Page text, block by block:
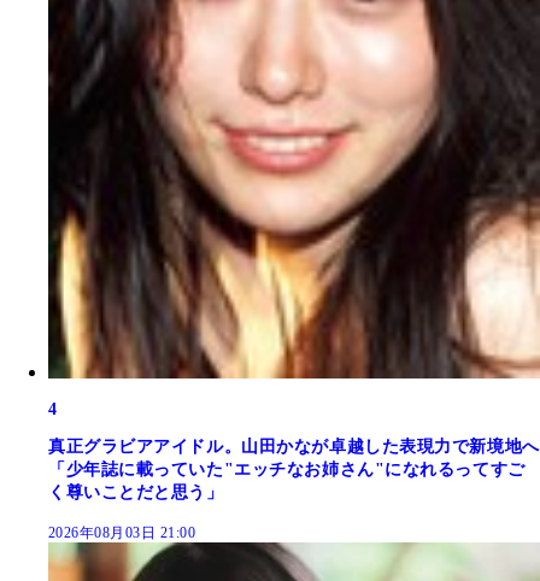
4
真正グラビアアイドル。山田かなが卓越した表現力で新境地へ
「少年誌に載っていた"エッチなお姉さん"になれるってすご
く尊いことだと思う」
2026年08月03日 21:00